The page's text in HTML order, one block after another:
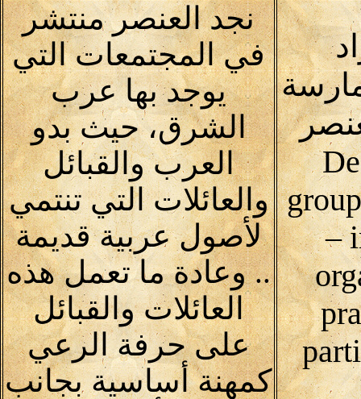
–
نجد العنصر منتشر
في المجتمعات التي
يوجد بها عرب
الشرق، حيث بدو
العرب والقبائل
والعائلات التي تنتمي
لأصول عربية قديمة
.. وعادة ما تعمل هذه
العائلات والقبائل
على حرفة الرعي
كمهنة أساسية بجانب